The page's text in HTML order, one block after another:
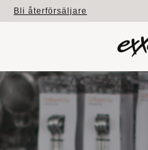
Bli återförsäljare